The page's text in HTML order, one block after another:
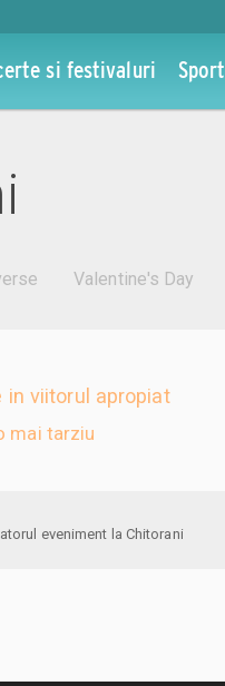
si festivaluri Sport
Valentine's Day
in viitorul apropiat
mai tarziu
anunta-ma pe email cand apare urmatorul eveniment la Chitorani